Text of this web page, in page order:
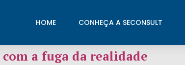
HOME CONHEÇA A SECONSULT
a fuga da realidade